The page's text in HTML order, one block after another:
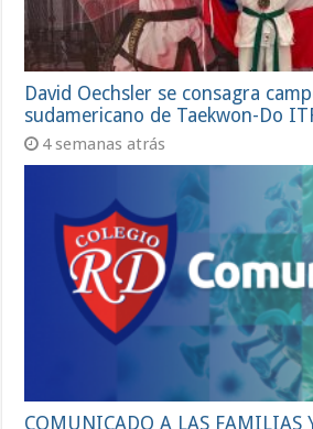
David Oechsler se consagra
sudamericano de Taekwon-Do
4 semanas atrás
COMUNICADO A LAS FAMILIAS